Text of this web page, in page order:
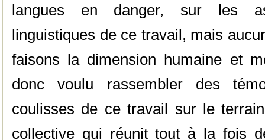
langues en danger, sur les
linguistiques de ce travail, mais
faisons la dimension humaine et
donc voulu rassembler des
coulisses de ce travail sur le
collective qui réunit tout à la fois